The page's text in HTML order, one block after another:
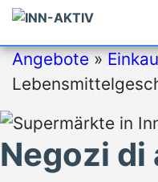
Angebote»
Negozi